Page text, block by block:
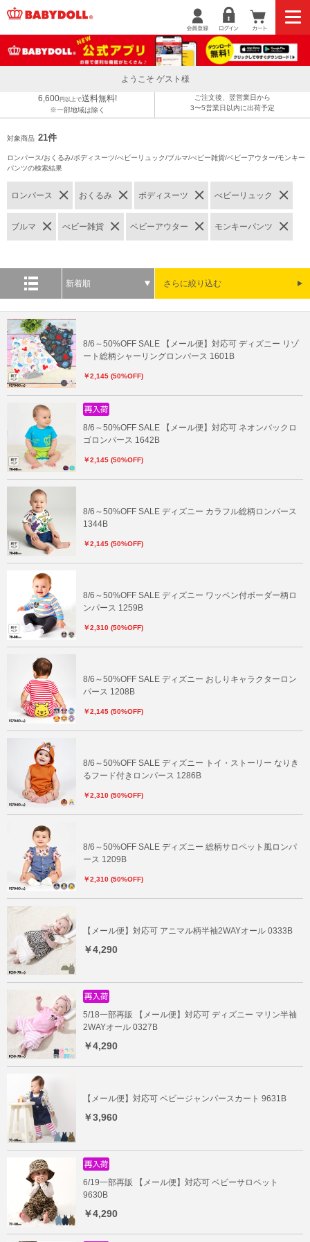
ようこそ ゲスト様
6,600円以上で送料無料!
※一部地域は除く
ご注文後、翌営業日から
3〜5営業日以内に出荷予定
対象商品 21件
ロンパース/おくるみ/ボディスーツ/べビーリュック/ブルマ/べビー雑貨/ベビーアウター/モンキー
パンツの検索結果
ロンパース おくるみ ボディスーツ べビーリュック
ブルマ べビー雑貨 ベビーアウター モンキーパンツ
新着順 さらに絞り込む
8/6～50%OFF SALE 【メール便】対応可 ディズニー リゾ
ート総柄シャーリングロンパース 1601B
￥2,145 (50%OFF)
8/6～50%OFF SALE 【メール便】対応可 ネオンバックロ
ゴロンパース 1642B
￥2,145 (50%OFF)
8/6～50%OFF SALE ディズニー カラフル総柄ロンパース
1344B
￥2,145 (50%OFF)
8/6～50%OFF SALE ディズニー ワッペン付ボーダー柄ロ
ンパース 1259B
￥2,310 (50%OFF)
8/6～50%OFF SALE ディズニー おしりキャラクターロン
パース 1208B
￥2,145 (50%OFF)
8/6～50%OFF SALE ディズニー トイ・ストーリー なりき
るフード付きロンパース 1286B
￥2,310 (50%OFF)
8/6～50%OFF SALE ディズニー 総柄サロペット風ロンパ
ース 1209B
￥2,310 (50%OFF)
【メール便】対応可 アニマル柄半袖2WAYオール 0333B
￥4,290
5/18一部再販 【メール便】対応可 ディズニー マリン半袖
2WAYオール 0327B
￥4,290
【メール便】対応可 ベビージャンパースカート 9631B
￥3,960
6/19一部再販 【メール便】対応可 ベビーサロペット
9630B
￥4,290